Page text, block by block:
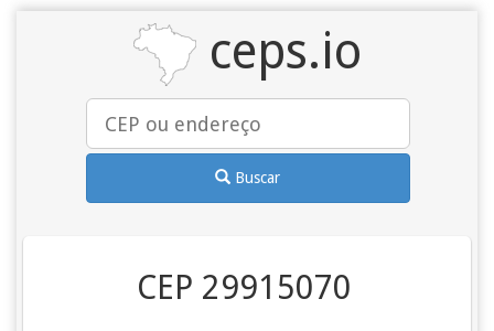
ceps.io
Buscar
CEP 29915070